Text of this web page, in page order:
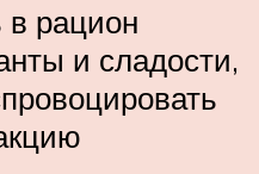
в рацион
и сладости,